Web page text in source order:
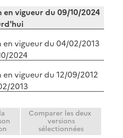
la période
en vigueur du 09/10/2024
en vigueur du 04/02/2013
2024
en vigueur du 12/09/2012
2013
Comparer les deux
versions
sélectionnées